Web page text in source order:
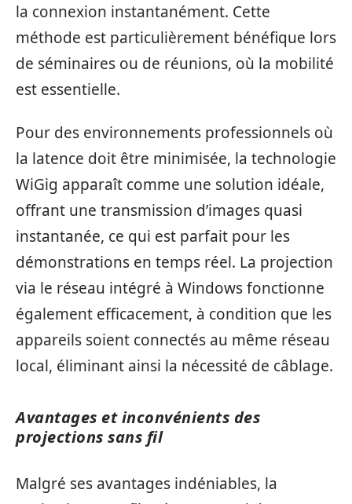
la connexion instantanément. Cette
méthode est particulièrement bénéfique lors
de séminaires ou de réunions, où la mobilité
est essentielle.
Pour des environnements professionnels où
la latence doit être minimisée, la technologie
WiGig apparaît comme une solution idéale,
offrant une transmission d’images quasi
instantanée, ce qui est parfait pour les
démonstrations en temps réel. La projection
via le réseau intégré à Windows fonctionne
également efficacement, à condition que les
appareils soient connectés au même réseau
local, éliminant ainsi la nécessité de câblage.
Avantages et inconvénients des
projections sans fil
Malgré ses avantages indéniables, la